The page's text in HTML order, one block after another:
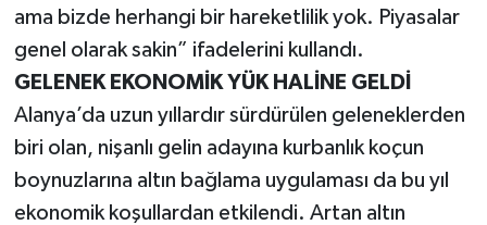
ama bizde herhangi bir hareketlilik yok. Piyasalar
genel olarak sakin” ifadelerini kullandı.
GELENEK EKONOMİK YÜK HALİNE GELDİ
Alanya’da uzun yıllardır sürdürülen geleneklerden
biri olan, nişanlı gelin adayına kurbanlık koçun
boynuzlarına altın bağlama uygulaması da bu yıl
ekonomik koşullardan etkilendi. Artan altın